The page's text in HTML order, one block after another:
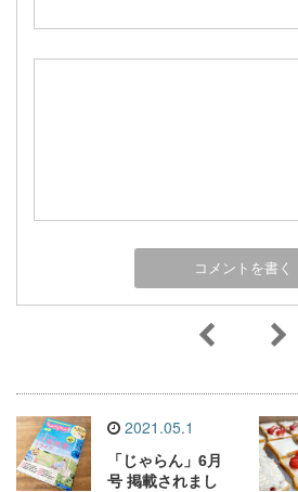
2021.05.1
「じゃらん」6月
号 掲載されまし